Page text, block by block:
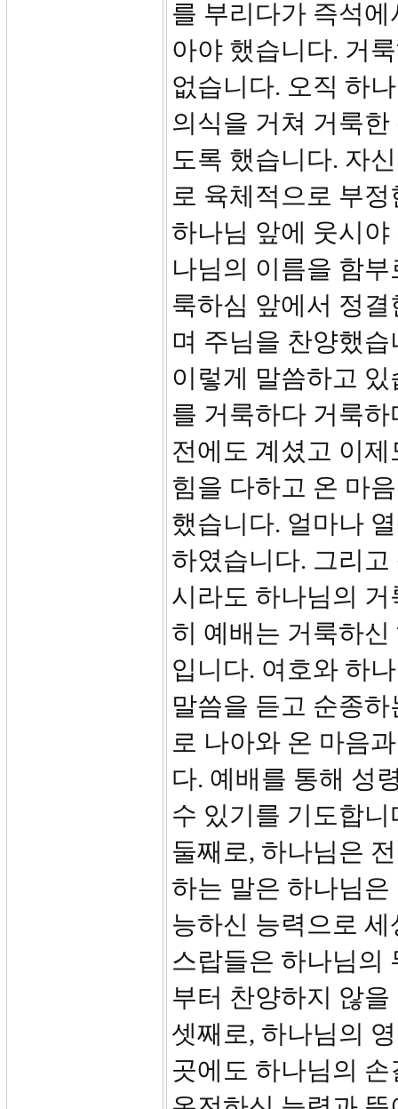
를 부리다가 즉석
아야 했습니다. 거
없습니다. 오직 하
의식을 거쳐 거룩
도록 했습니다. 자
로 육체적으로 부
하나님 앞에 웃시
나님의 이름을 함
룩하심 앞에서 정
며 주님을 찬양했
이렇게 말씀하고
를 거룩하다 거룩
전에도 계셨고 이
힘을 다하고 온 마
했습니다. 얼마나
하였습니다. 그리
시라도 하나님의
히 예배는 거룩하
입니다. 여호와 하
말씀을 듣고 순종
로 나아와 온 마음
다. 예배를 통해 성
수 있기를 기도합니
둘째로, 하나님은
하는 말은 하나님은
능하신 능력으로
스랍들은 하나님의
부터 찬양하지 않
셋째로, 하나님의
곳에도 하나님의